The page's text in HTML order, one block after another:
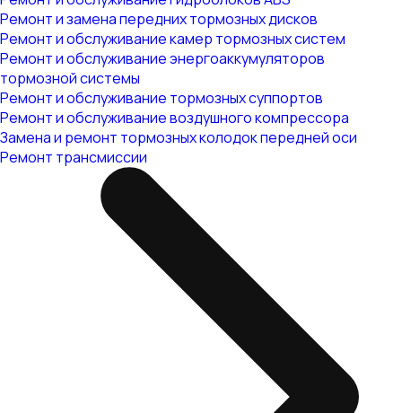
Ремонт и замена передних тормозных дисков
Ремонт и обслуживание камер тормозных систем
Ремонт и обслуживание энергоаккумуляторов
тормозной системы
Ремонт и обслуживание тормозных суппортов
Ремонт и обслуживание воздушного компрессора
Замена и ремонт тормозных колодок передней оси
Ремонт трансмиссии